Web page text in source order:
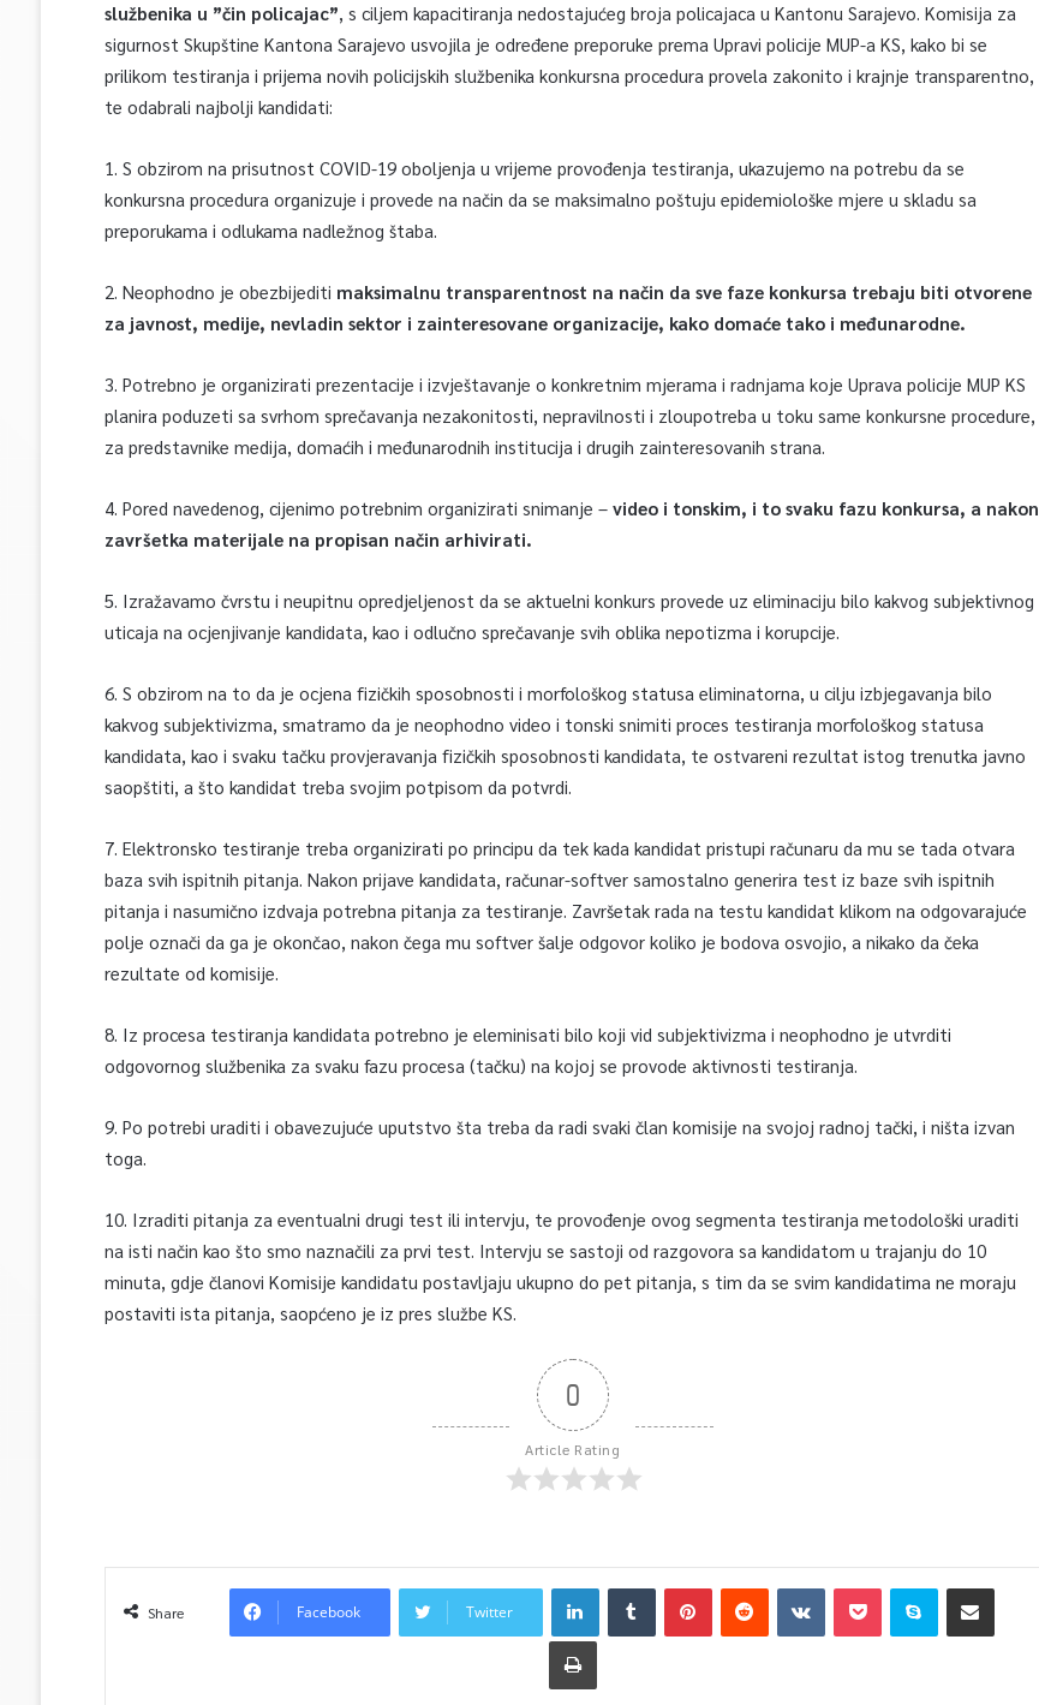
službenika u ”čin policajac”, s ciljem kapacitiranja nedostajućeg broja policajaca u Kantonu Sarajevo. Komisija za
sigurnost Skupštine Kantona Sarajevo usvojila je određene preporuke prema Upravi policije MUP-a KS, kako bi se
prilikom testiranja i prijema novih policijskih službenika konkursna procedura provela zakonito i krajnje transparentno,
te odabrali najbolji kandidati:
1. S obzirom na prisutnost COVID-19 oboljenja u vrijeme provođenja testiranja, ukazujemo na potrebu da se
konkursna procedura organizuje i provede na način da se maksimalno poštuju epidemiološke mjere u skladu sa
preporukama i odlukama nadležnog štaba.
2. Neophodno je obezbijediti maksimalnu transparentnost na način da sve faze konkursa trebaju biti otvorene
za javnost, medije, nevladin sektor i zainteresovane organizacije, kako domaće tako i međunarodne.
3. Potrebno je organizirati prezentacije i izvještavanje o konkretnim mjerama i radnjama koje Uprava policije MUP KS
planira poduzeti sa svrhom sprečavanja nezakonitosti, nepravilnosti i zloupotreba u toku same konkursne procedure,
za predstavnike medija, domaćih i međunarodnih institucija i drugih zainteresovanih strana.
4. Pored navedenog, cijenimo potrebnim organizirati snimanje – video i tonskim, i to svaku fazu konkursa, a nakon
završetka materijale na propisan način arhivirati.
5. Izražavamo čvrstu i neupitnu opredjeljenost da se aktuelni konkurs provede uz eliminaciju bilo kakvog subjektivnog
uticaja na ocjenjivanje kandidata, kao i odlučno sprečavanje svih oblika nepotizma i korupcije.
6. S obzirom na to da je ocjena fizičkih sposobnosti i morfološkog statusa eliminatorna, u cilju izbjegavanja bilo
kakvog subjektivizma, smatramo da je neophodno video i tonski snimiti proces testiranja morfološkog statusa
kandidata, kao i svaku tačku provjeravanja fizičkih sposobnosti kandidata, te ostvareni rezultat istog trenutka javno
saopštiti, a što kandidat treba svojim potpisom da potvrdi.
7. Elektronsko testiranje treba organizirati po principu da tek kada kandidat pristupi računaru da mu se tada otvara
baza svih ispitnih pitanja. Nakon prijave kandidata, računar-softver samostalno generira test iz baze svih ispitnih
pitanja i nasumično izdvaja potrebna pitanja za testiranje. Završetak rada na testu kandidat klikom na odgovarajuće
polje označi da ga je okončao, nakon čega mu softver šalje odgovor koliko je bodova osvojio, a nikako da čeka
rezultate od komisije.
8. Iz procesa testiranja kandidata potrebno je eleminisati bilo koji vid subjektivizma i neophodno je utvrditi
odgovornog službenika za svaku fazu procesa (tačku) na kojoj se provode aktivnosti testiranja.
9. Po potrebi uraditi i obavezujuće uputstvo šta treba da radi svaki član komisije na svojoj radnoj tački, i ništa izvan
toga.
10. Izraditi pitanja za eventualni drugi test ili intervju, te provođenje ovog segmenta testiranja metodološki uraditi
na isti način kao što smo naznačili za prvi test. Intervju se sastoji od razgovora sa kandidatom u trajanju do 10
minuta, gdje članovi Komisije kandidatu postavljaju ukupno do pet pitanja, s tim da se svim kandidatima ne moraju
postaviti ista pitanja, saopćeno je iz pres službe KS.
0
Article Rating
Share Facebook Twitter